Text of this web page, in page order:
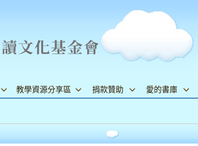
教學資源分享區 捐款贊助 愛的書庫